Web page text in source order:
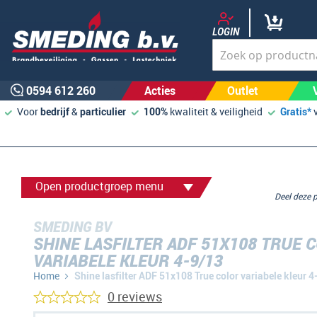
LOGIN
0594 612 260 Acties Outlet
Voorbedrijf&particulier 100% kwaliteit & veiligheid Gratis*
Open productgroep menu
SMEDING BV
SHINE LASFILTER ADF 51X108 TRUE
VARIABELE KLEUR 4-9/13
Home Shine lasfilter ADF 51x108 True color variabele kleur
Deel
0 reviews